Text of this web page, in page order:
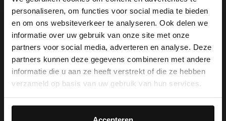
personaliseren, om functies voor social media te bieden
en om ons websiteverkeer te analyseren. Ook delen we
informatie over uw gebruik van onze site met onze
partners voor social media, adverteren en analyse. Deze
partners kunnen deze gegevens combineren met andere
informatie die u aan ze heeft verstrekt of die ze hebben
verzameld op basis van uw gebruik van hun services.
39.99 39.99
×
View this website in English?
It looks like your language isn't Dutch. Would
you like to switch to English?
English